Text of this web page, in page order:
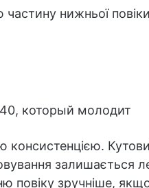
нижньої повіки
консистенцією.
залишається
повіку зручніше,